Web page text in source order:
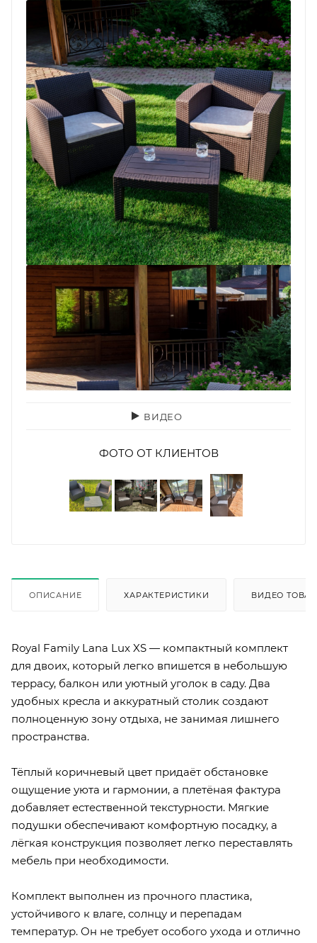
ВИДЕО
ФОТО ОТ КЛИЕНТОВ
ОПИСАНИЕ ХАРАКТЕРИСТИКИ ВИДЕО
Royal Family Lana Lux XS — компактный комплект
для двоих, который легко впишется в небольшую
террасу, балкон или уютный уголок в саду. Два
удобных кресла и аккуратный столик создают
полноценную зону отдыха, не занимая лишнего
пространства.
Тёплый коричневый цвет придаёт обстановке
ощущение уюта и гармонии, а плетёная фактура
добавляет естественной текстурности. Мягкие
подушки обеспечивают комфортную посадку, а
лёгкая конструкция позволяет легко переставлять
мебель при необходимости.
Комплект выполнен из прочного пластика,
устойчивого к влаге, солнцу и перепадам
температур. Он не требует особого ухода и отлично